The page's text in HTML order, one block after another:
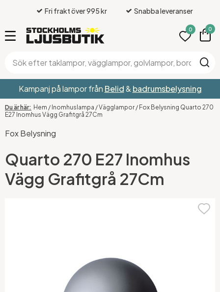
Fri frakt över 995 kr Snabba leveranser
0 0
Kampanj på lampor från Belid& badrumsbelysning
Hem / Inomhuslampa /Vägglampor / Fox Belysning Quarto 270
E27 Inomhus Vägg Grafitgrå 27Cm
Fox Belysning
Quarto 270 E27 Inomhus
Vägg Grafitgrå 27Cm